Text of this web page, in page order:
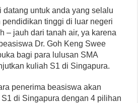
datang untuk anda yang selalu
tinggi di luar negeri
– jauh dari tanah air, ya karena
Dr. Goh Keng Swee
bagi para lulusan SMA
kuliah S1 di Singapura.
penerima beasiswa akan
di Singapura dengan 4 pilihan